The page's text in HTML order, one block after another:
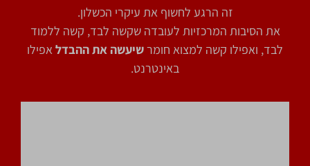
זה הרגע לחשוף את עיקרי הכשלון.
את הסיבות המרכזיות לעובדה שקשה לבד, קשה ללמוד
לבד, ואפילו קשה למצוא חומרשיעשה את ההבדלאפילו
באינטרנט.